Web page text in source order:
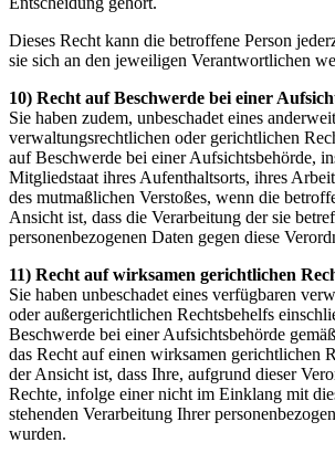
Dieses Recht kann die betroffene Person
sie sich an den jeweiligen Verantwortlichen
10) Recht auf Beschwerde bei einer
Sie haben zudem, unbeschadet eines
verwaltungsrechtlichen oder gerichtlichen
auf Beschwerde bei einer Aufsichtsbehörde,
Mitgliedstaat ihres Aufenthaltsorts, ihres
des mutmaßlichen Verstoßes, wenn die
Ansicht ist, dass die Verarbeitung der sie
personenbezogenen Daten gegen diese
11) Recht auf wirksamen gerichtlichen
Sie haben unbeschadet eines verfügbaren
oder außergerichtlichen Rechtsbehelfs
Beschwerde bei einer Aufsichtsbehörde
das Recht auf einen wirksamen gerichtlichen
der Ansicht ist, dass Ihre, aufgrund dieser
Rechte, infolge einer nicht im Einklang mit
stehenden Verarbeitung Ihrer
wurden.